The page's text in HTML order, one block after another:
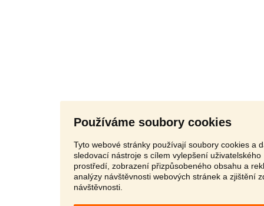
Používáme soubory cookies
Tyto webové stránky používají soubory cookies a
sledovací nástroje s cílem vylepšení uživatelského
prostředí, zobrazení přizpůsobeného obsahu a
analýzy návštěvnosti webových stránek a zjištění
návštěvnosti.